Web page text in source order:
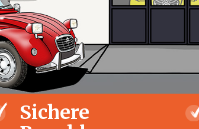
Sichere